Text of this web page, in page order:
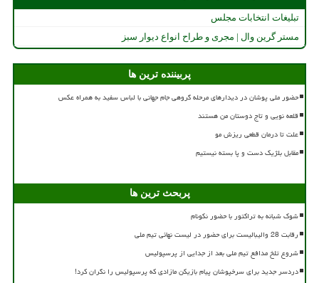
تبلیغات انتخابات مجلس
مستر گرین وال | مجری و طراح انواع دیوار سبز
پربیننده ترین ها
حضور ملی پوشان در دیدارهای مرحله گروهی جام جهانی با لباس سفید به همراه عکس
قلعه نویی و تاج دوستان من هستند
علت تا درمان قطعی ریزش مو
مقابل بلژیک دست و پا بسته نیستیم
پربحث ترین ها
شوک شبانه به تراکتور با حضور نکونام
رقابت 28 والیبالیست برای حضور در لیست نهائی تیم ملی
شروع تلخ مدافع تیم ملی بعد از جدایی از پرسپولیس
دردسر جدید برای سرخپوشان پیام بازیکن مازادی که پرسپولیس را نگران کرد!